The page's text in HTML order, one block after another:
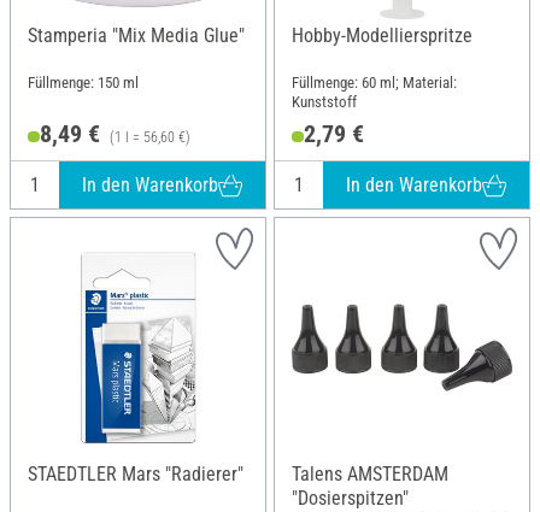
Stamperia "Mix Media Glue"
Füllmenge: 150 ml
8,49 € (1 l = 56,60 €)
In den Warenkorb
Hobby-Modellierspritze
Füllmenge: 60 ml; Material:
Kunststoff
2,79 €
In den Warenkorb
STAEDTLER Mars "Radierer"
Talens AMSTERDAM
"Dosierspitzen"